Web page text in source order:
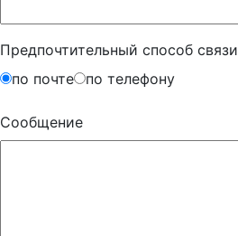
Предпочтительный способ связи
по почте
по телефону
Сообщение